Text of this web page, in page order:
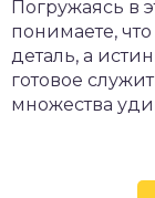
Погружаясь в
понимаете,
деталь, а
готовое
множества